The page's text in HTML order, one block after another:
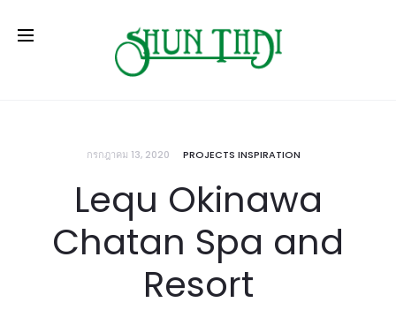
กรกฎาคม 13, 2020 PROJECTS INSPIRATION
Lequ Okinawa
Chatan Spa and
Resort